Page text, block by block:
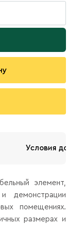
Условия
элемент,
демонстрации
помещениях.
размерах и